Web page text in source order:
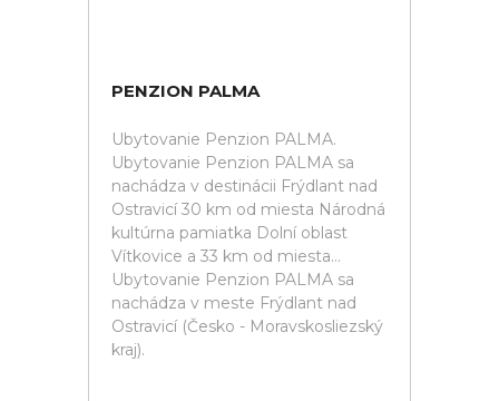
PENZION PALMA
Ubytovanie Penzion PALMA.
Ubytovanie Penzion PALMA sa
nachádza v destinácii Frýdlant nad
Ostravicí 30 km od miesta Národná
kultúrna pamiatka Dolní oblast
Vítkovice a 33 km od miesta...
Ubytovanie Penzion PALMA sa
nachádza v meste Frýdlant nad
Ostravicí (Česko - Moravskosliezský
kraj).